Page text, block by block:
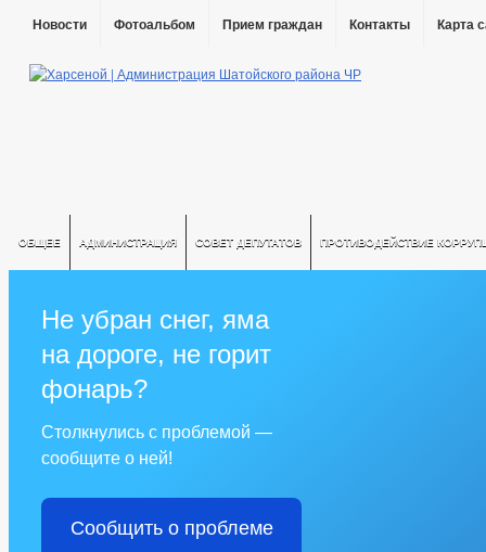
Новости Фотоальбом Прием граждан Контакты Карта
ОБЩЕЕ АДМИНИСТРАЦИЯ СОВЕТ ДЕПУТАТОВ ПРОТИВОДЕЙСТВИЕ
Не убран снег, яма
на дороге, не горит
фонарь?
Столкнулись с проблемой —
сообщите о ней!
Сообщить о проблеме